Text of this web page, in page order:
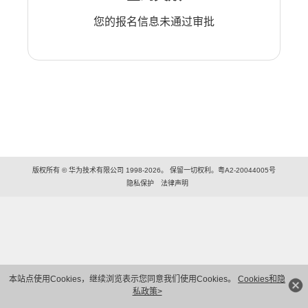
本站点使用Cookies，继续浏览表示您同意我们使用Cookies。 Cookies和隐
私政策>
您的报名信息未通过审批
版权所有 © 华为技术有限公司 1998-2026。 保留一切权利。粤A2-20044005号
隐私保护
法律声明